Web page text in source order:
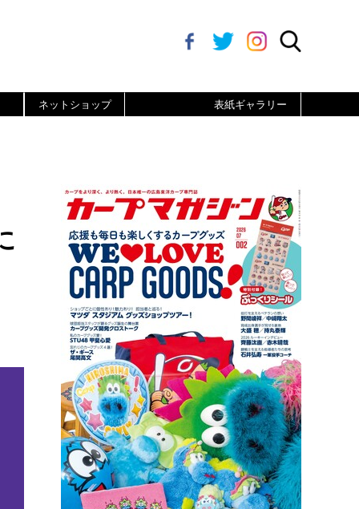
ネットショップ 表紙ギャラリー